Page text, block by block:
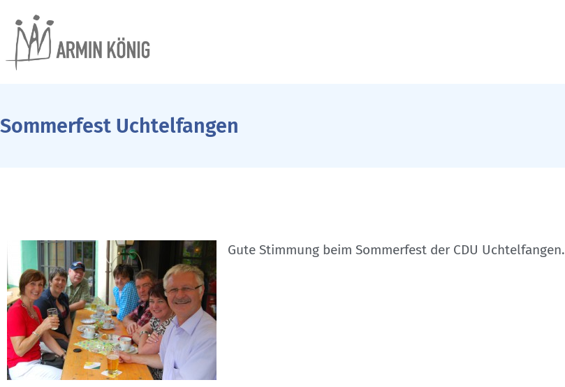
Sommerfest Uchtelfangen
Gute Stimmung beim Sommerfest der CDU Uchtelfangen.